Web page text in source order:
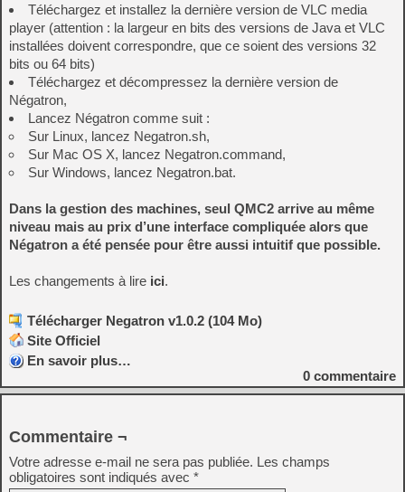
Téléchargez et installez la dernière version de VLC media
player (attention : la largeur en bits des versions de Java et VLC
installées doivent correspondre, que ce soient des versions 32
bits ou 64 bits)
Téléchargez et décompressez la dernière version de
Négatron,
Lancez Négatron comme suit :
Sur Linux, lancez Negatron.sh,
Sur Mac OS X, lancez Negatron.command,
Sur Windows, lancez Negatron.bat.
Dans la gestion des machines, seul QMC2 arrive au même
niveau mais au prix d’une interface compliquée alors que
Négatron a été pensée pour être aussi intuitif que possible.
Les changements à lire ici.
Télécharger Negatron v1.0.2 (104 Mo)
Site Officiel
En savoir plus…
0 commentaire
Commentaire ¬
Votre adresse e-mail ne sera pas publiée. Les champs
obligatoires sont indiqués avec *